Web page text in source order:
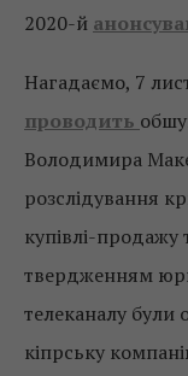
2020-й
Нагадаємо, 7
проводить
Володимира
розслідування
купівлі-продажу
твердженням
телеканалу
кіпрську